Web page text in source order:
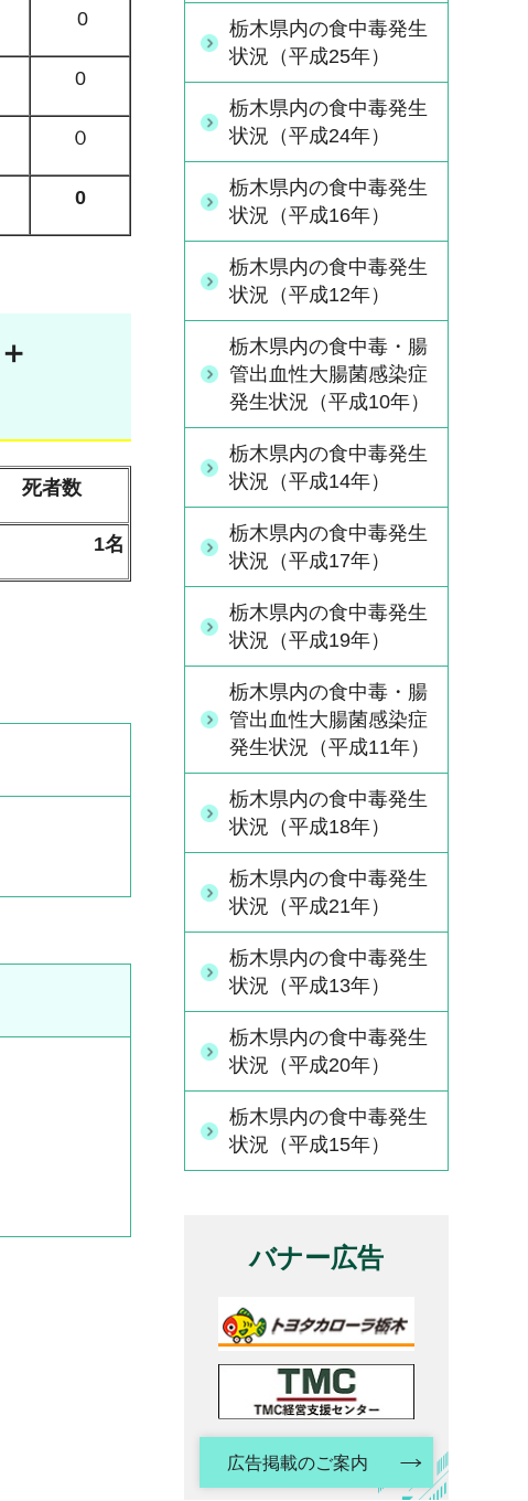
0
0
０
0
死者数
1名
栃木県内の食中毒発生
状況（平成25年）
栃木県内の食中毒発生
状況（平成24年）
栃木県内の食中毒発生
状況（平成16年）
栃木県内の食中毒発生
状況（平成12年）
栃木県内の食中毒・腸
管出血性大腸菌感染症
発生状況（平成10年）
栃木県内の食中毒発生
状況（平成14年）
栃木県内の食中毒発生
状況（平成17年）
栃木県内の食中毒発生
状況（平成19年）
栃木県内の食中毒・腸
管出血性大腸菌感染症
発生状況（平成11年）
栃木県内の食中毒発生
状況（平成18年）
栃木県内の食中毒発生
状況（平成21年）
栃木県内の食中毒発生
状況（平成13年）
栃木県内の食中毒発生
状況（平成20年）
栃木県内の食中毒発生
状況（平成15年）
バナー広告
広告掲載のご案内